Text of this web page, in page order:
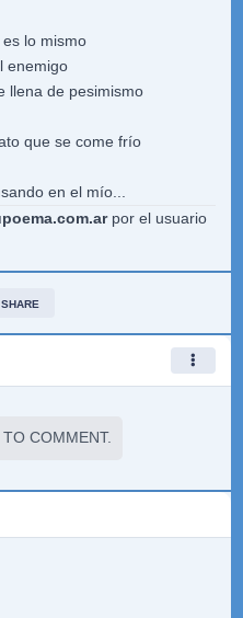
lo mismo
enemigo
llena de pesimismo
que se come frío
en el mío...
por el usuario
SHARE
TO COMMENT.